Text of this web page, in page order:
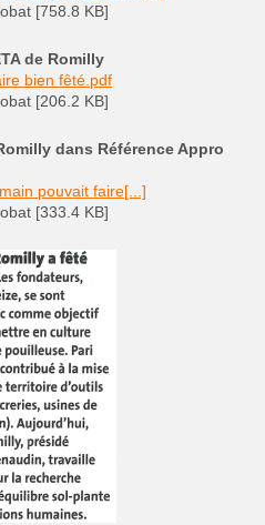
[758.8 KB]
de Romilly
bien fêté.pdf
[206.2 KB]
dans Référence Appro
pouvait faire[...]
[333.4 KB]